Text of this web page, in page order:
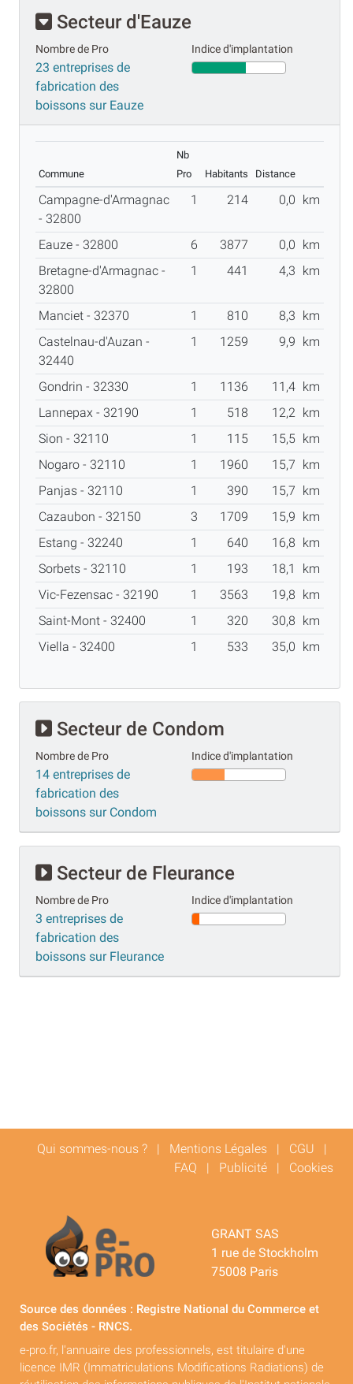
Secteur d'Eauze
Nombre de Pro
23 entreprises de
fabrication des
boissons sur Eauze
Indice d'implantation
Commune
Nb
Pro
Habitants Distance
Campagne-d'Armagnac
- 32800
1 214 0,0 km
Eauze - 32800 6 3877 0,0
km
Bretagne-d'Armagnac -
32800
1 441 4,3 km
Manciet - 32370 1 810 8,3
km
Castelnau-d'Auzan -
32440
1 1259 9,9 km
Gondrin - 32330 1 1136 11,4 km
Lannepax - 32190
1 518 12,2 km
Sion - 32110
1 115 15,5 km
Nogaro - 32110
1 1960 15,7
km
Panjas - 32110
1 390 15,7
km
Cazaubon - 32150
3 1709 15,9
km
Estang - 32240
1 640 16,8
km
Sorbets - 32110
1 193 18,1
km
Vic-Fezensac - 32190
1 3563 19,8
km
Saint-Mont - 32400
1 320 30,8
km
Viella - 32400
1 533 35,0 km
Secteur de Condom
Nombre de Pro
14 entreprises de
fabrication des
boissons sur Condom
Indice d'implantation
Secteur de Fleurance
Nombre de Pro
3 entreprises de
fabrication des
boissons sur Fleurance
Indice d'implantation
Qui sommes-nous ? | Mentions Légales | CGU |
FAQ | Publicité | Cookies
GRANT SAS
1 rue de Stockholm
75008 Paris
Source des données : Registre National du Commerce et
des Sociétés - RNCS.
e-pro.fr, l'annuaire des professionnels, est titulaire d'une
licence IMR (Immatriculations Modifications Radiations) de